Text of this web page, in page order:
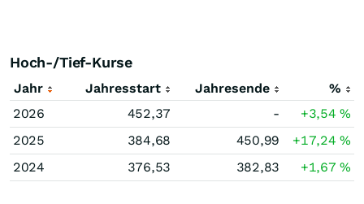
Hoch-/Tief-Kurse
Jahr Jahresstart Jahresende
%
2026
452,37 - +3,54%
2025
384,68 450,99 +17,24%
2024
376,53 382,83 +1,67%